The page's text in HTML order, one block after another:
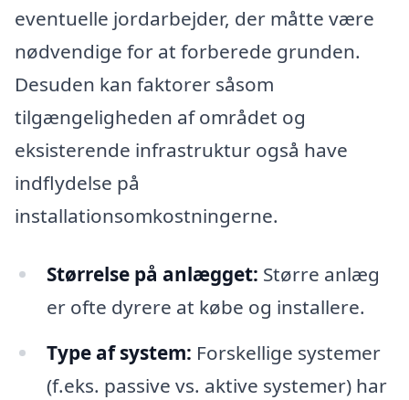
eventuelle jordarbejder, der måtte være
nødvendige for at forberede grunden.
Desuden kan faktorer såsom
tilgængeligheden af området og
eksisterende infrastruktur også have
indflydelse på
installationsomkostningerne.
Størrelse på anlægget: Større anlæg
er ofte dyrere at købe og installere.
Type af system: Forskellige systemer
(f.eks. passive vs. aktive systemer) har